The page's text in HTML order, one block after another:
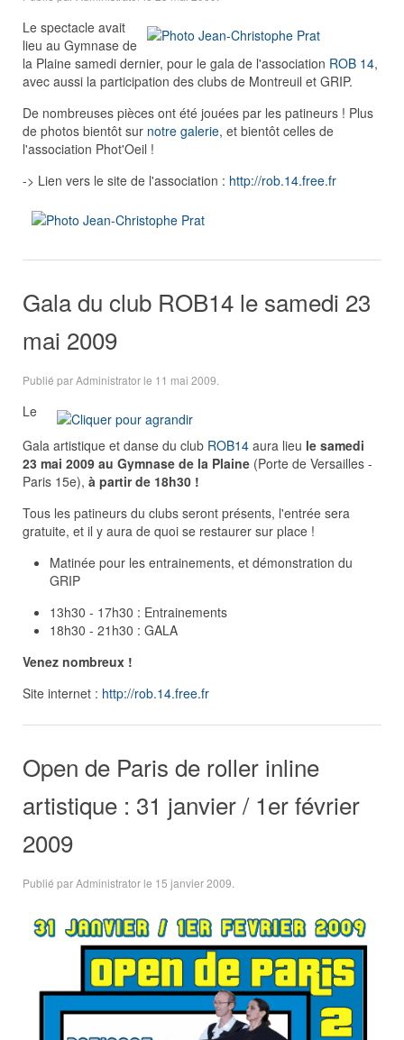
Le spectacle avait
lieu au Gymnase de
la Plaine samedi dernier, pour le gala de l'association ROB 14,
avec aussi la participation des clubs de Montreuil et GRIP.
De nombreuses pièces ont été jouées par les patineurs ! Plus
de photos bientôt sur notre galerie, et bientôt celles de
l'association Phot'Oeil !
-> Lien vers le site de l'association : http://rob.14.free.fr
Gala du club ROB14 le samedi 23
mai 2009
Publié par Administrator le 11 mai 2009
Le
Gala artistique et danse du club ROB14 aura lieu le samedi
23 mai 2009 au Gymnase de la Plaine (Porte de Versailles -
Paris 15e), à partir de 18h30 !
Tous les patineurs du clubs seront présents, l'entrée sera
gratuite, et il y aura de quoi se restaurer sur place !
Matinée pour les entrainements, et démonstration du
GRIP
13h30 - 17h30 : Entrainements
18h30 - 21h30 : GALA
Venez nombreux !
Site internet : http://rob.14.free.fr
Open de Paris de roller inline
artistique : 31 janvier / 1er février
2009
Publié par Administrator le 15 janvier 2009